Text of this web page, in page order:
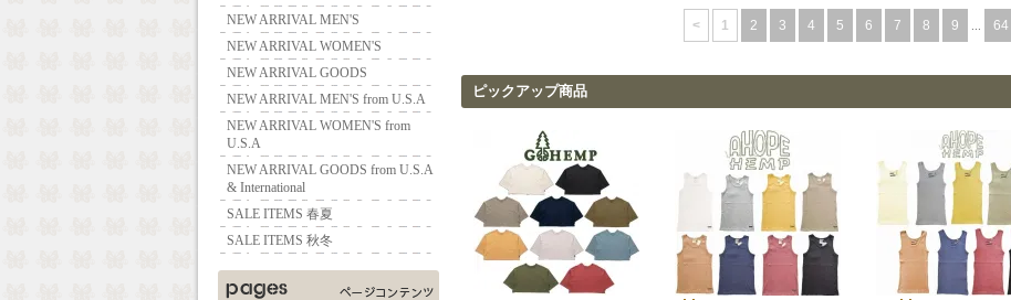
NEW ARRIVAL MEN'S
NEW ARRIVAL WOMEN'S
NEW ARRIVAL GOODS
NEW ARRIVAL MEN'S from U.S.A
NEW ARRIVAL WOMEN'S from
U.S.A
NEW ARRIVAL GOODS from U.S.A
& International
SALE ITEMS 春夏
SALE ITEMS 秋冬
< 1 2 3 4 5 6 7 8 9 64
ピックアップ商品